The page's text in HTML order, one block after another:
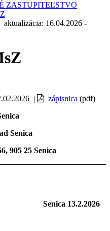
ZASTUPITEĽSTVO
16.04.2026 -
| zápisnica (pdf)
Senica
905 25 Senica